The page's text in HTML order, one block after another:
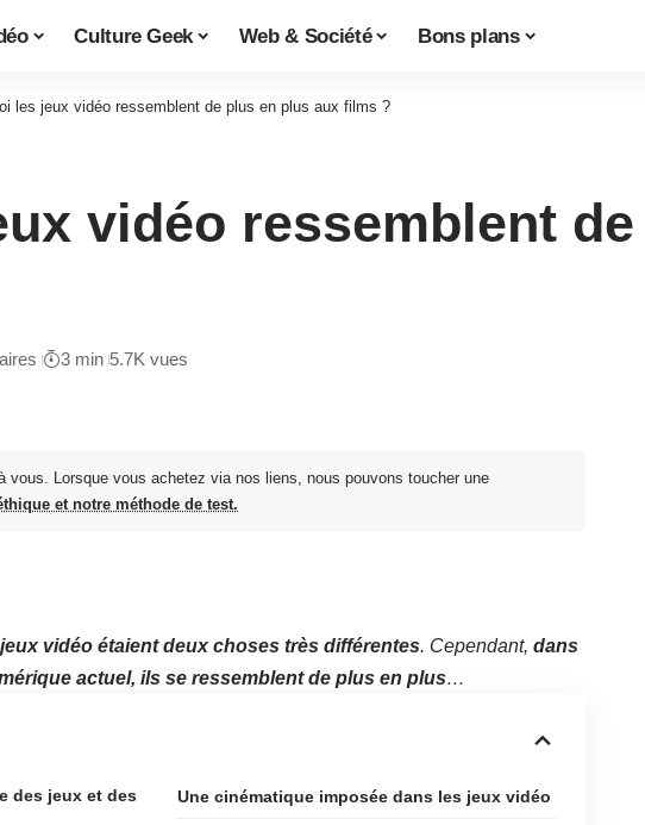
Culture Geek Web & Société Bons plans
les jeux vidéo ressemblent de plus en plus aux films ?
vidéo ressemblent
3 min 5.7K vues
vous. Lorsque vous achetez via nos liens, nous pouvons toucher une
et notre méthode de test.
vidéo étaient deux choses très différentes. Cependant,dans
actuel, ils se ressemblent de plus en plus…
des jeux et des
Une cinématique imposée dans les jeux vidéo